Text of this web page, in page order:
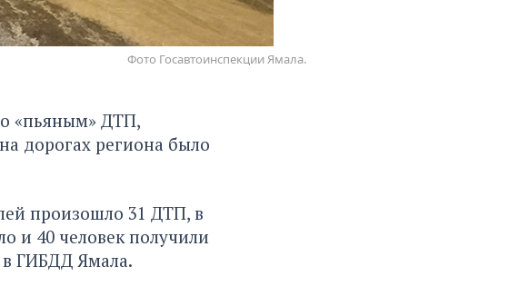
Фото Госавтоинспекции Ямала.
«пьяным» ДТП,
дорогах региона было
произошло 31 ДТП, в
и 40 человек получили
в ГИБДД Ямала.